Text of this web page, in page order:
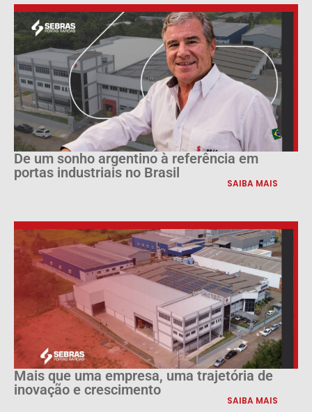
De um sonho argentino à referência em
portas industriais no Brasil
SAIBA MAIS
Mais que uma empresa, uma trajetória de
inovação e crescimento
SAIBA MAIS